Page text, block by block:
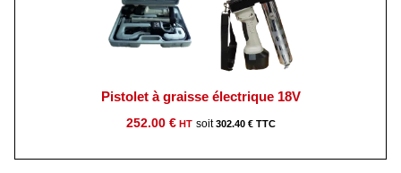
Pistolet à graisse électrique 18V
252.00 € 302.40 €